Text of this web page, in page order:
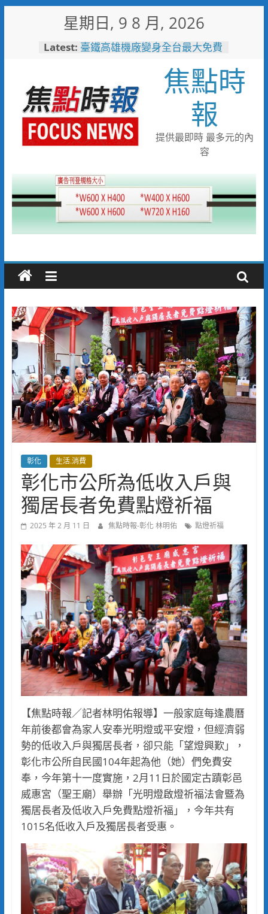
星期日, 9 8 月, 2026
Latest: 臺鐵高雄機廠變身全台最大免費
臺南社區防暴劇力拚全國 環湖
社區奪季軍、民榮社區獲佳作
岡山警民聯手暖助八旬嬤 「人
情味GPS」10分鐘找回返家路
跨國並肩彩排激盪爵士新火花
展現台中市爵士人才培育成果
跨域整合守護全家！鳳山醫院結
焦點時
報
提供最即時 最多元的內
容
彰化 生活.消費
彰化市公所為低收入戶與
獨居長者免費點燈祈福
2025 年 2 月 11 日 焦點時報-彰化 林明佑 點燈祈福
【焦點時報／記者林明佑報導】一般家庭每逢農曆
年前後都會為家人安奉光明燈或平安燈，但經濟弱
勢的低收入戶與獨居長者，卻只能「望燈興歎」，
彰化市公所自民國104年起為他（她）們免費安
奉，今年第十一度實施，2月11日於國定古蹟彰邑
威惠宮（聖王廟）舉辦「光明燈啟燈祈福法會暨為
獨居長者及低收入戶免費點燈祈福」，今年共有
1015名低收入戶及獨居長者受惠。